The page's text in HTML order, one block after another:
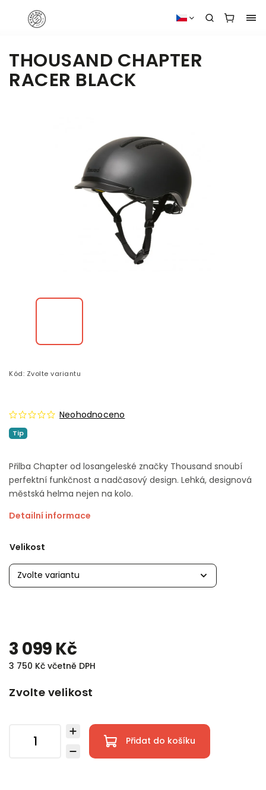
THOUSAND CHAPTER
RACER BLACK
Kód: Zvolte variantu
Tip
Neohodnoceno
Přilba Chapter od losangeleské značky Thousand snoubí
perfektní funkčnost a nadčasový design. Lehká, designová
městská helma nejen na kolo.
Detailní informace
Velikost
3 099 Kč
3 750 Kč včetně DPH
Zvolte velikost
Přidat do košíku